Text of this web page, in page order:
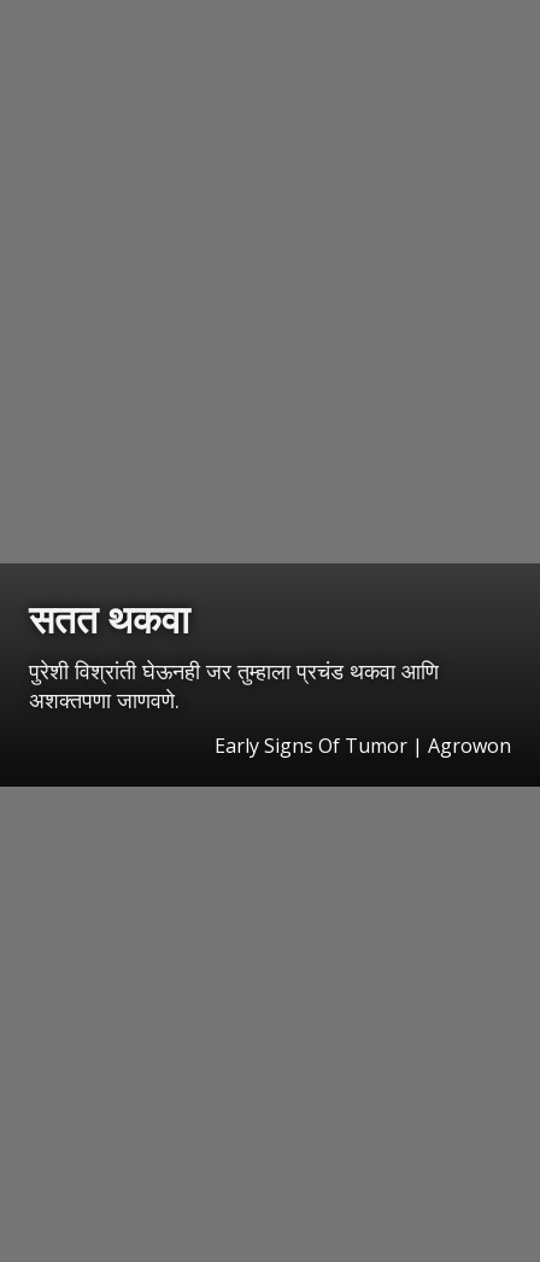
सतत थकवा
पुरेशी विश्रांती घेऊनही जर तुम्हाला प्रचंड थकवा आणि
अशक्तपणा जाणवणे.
Early Signs Of Tumor | Agrowon